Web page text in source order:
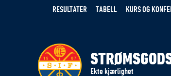
RESULTATER TABELL KURS OG
Ekte kjærlighet